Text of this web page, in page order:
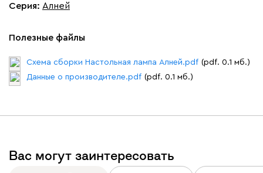
Серия: Алней
Полезные файлы
Схема сборки Настольная лампа Алней.pdf (pdf. 0.1 мб.)
Данные о производителе.pdf (pdf. 0.1 мб.)
Вас могут заинтересовать